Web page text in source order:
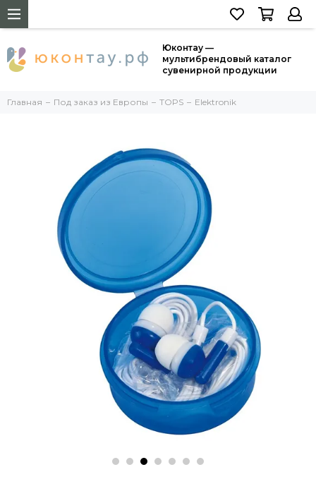
Юконтау —
мультибрендовый каталог
сувенирной продукции
Главная Под заказ из Европы TOPS Elektronik